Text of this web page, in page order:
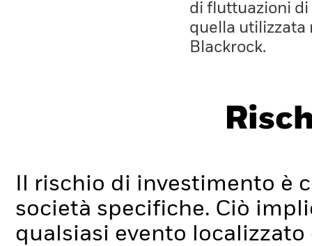
di fluttuazioni di
quella utilizzata
Blackrock.
Il rischio di investimento è
società specifiche. Ciò
qualsiasi evento